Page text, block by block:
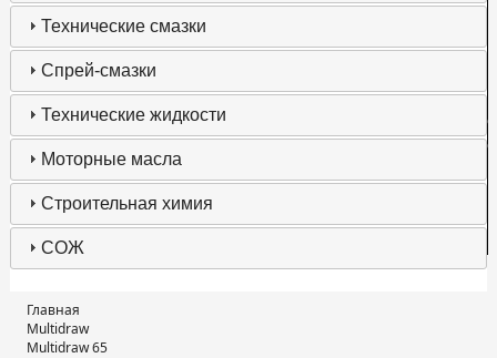
Технические смазки
Спрей-смазки
Технические жидкости
Моторные масла
Строительная химия
СОЖ
Главная
Multidraw
Multidraw 65